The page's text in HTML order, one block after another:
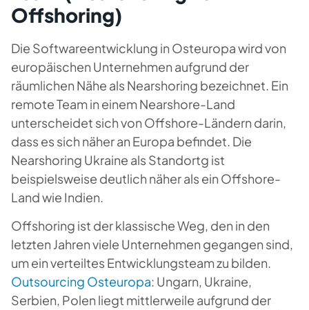
Offshoring)
Die Softwareentwicklung in Osteuropa wird von
europäischen Unternehmen aufgrund der
räumlichen Nähe als Nearshoring bezeichnet. Ein
remote Team in einem Nearshore-Land
unterscheidet sich von Offshore-Ländern darin,
dass es sich näher an Europa befindet. Die
Nearshoring Ukraine als Standortg ist
beispielsweise deutlich näher als ein Offshore-
Land wie Indien.
Offshoring ist der klassische Weg, den in den
letzten Jahren viele Unternehmen gegangen sind,
um ein verteiltes Entwicklungsteam zu bilden.
Outsourcing Osteuropa: Ungarn, Ukraine,
Serbien, Polen liegt mittlerweile aufgrund der